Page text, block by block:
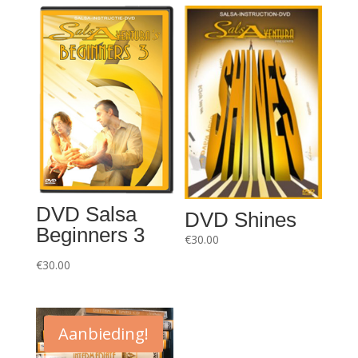
DVD Salsa
Beginners 3
€30.00
DVD Shines
€30.00
Aanbieding!